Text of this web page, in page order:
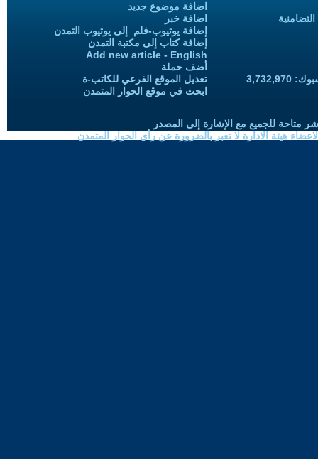
اضافة موضوع جديد
اضافة خبر
إضافة يوتيوب-فلم إلى يوتيوب التمدن
إضافة كتاب إلى مكتبة التمدن
Add new article - English
أضف حملة
تعديل الموقع الفرعي للكاتب-ة
ابحث في موقع الحوار المتمدن
متاحة للجميع مع الإشارة إلى المصدر
هيئة الادارة لا تعبر بالضرورة عن رأي الحوار المتمدن